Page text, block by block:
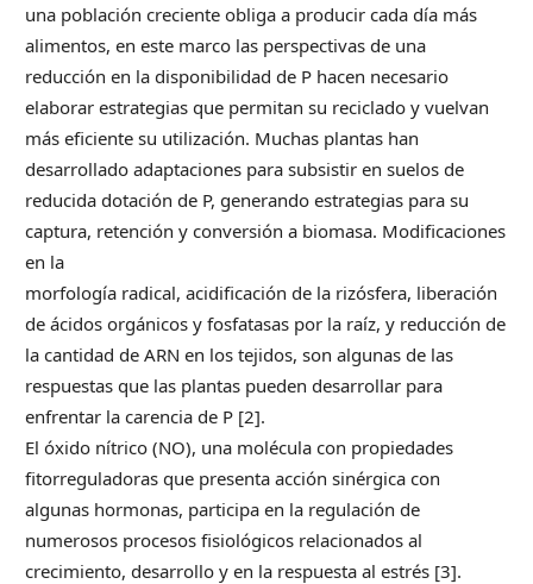
una población creciente obliga a producir cada día más
alimentos, en este marco las perspectivas de una
reducción en la disponibilidad de P hacen necesario
elaborar estrategias que permitan su reciclado y vuelvan
más eficiente su utilización. Muchas plantas han
desarrollado adaptaciones para subsistir en suelos de
reducida dotación de P, generando estrategias para su
captura, retención y conversión a biomasa. Modificaciones
en la
morfología radical, acidificación de la rizósfera, liberación
de ácidos orgánicos y fosfatasas por la raíz, y reducción de
la cantidad de ARN en los tejidos, son algunas de las
respuestas que las plantas pueden desarrollar para
enfrentar la carencia de P [2].
El óxido nítrico (NO), una molécula con propiedades
fitorreguladoras que presenta acción sinérgica con
algunas hormonas, participa en la regulación de
numerosos procesos fisiológicos relacionados al
crecimiento, desarrollo y en la respuesta al estrés [3].